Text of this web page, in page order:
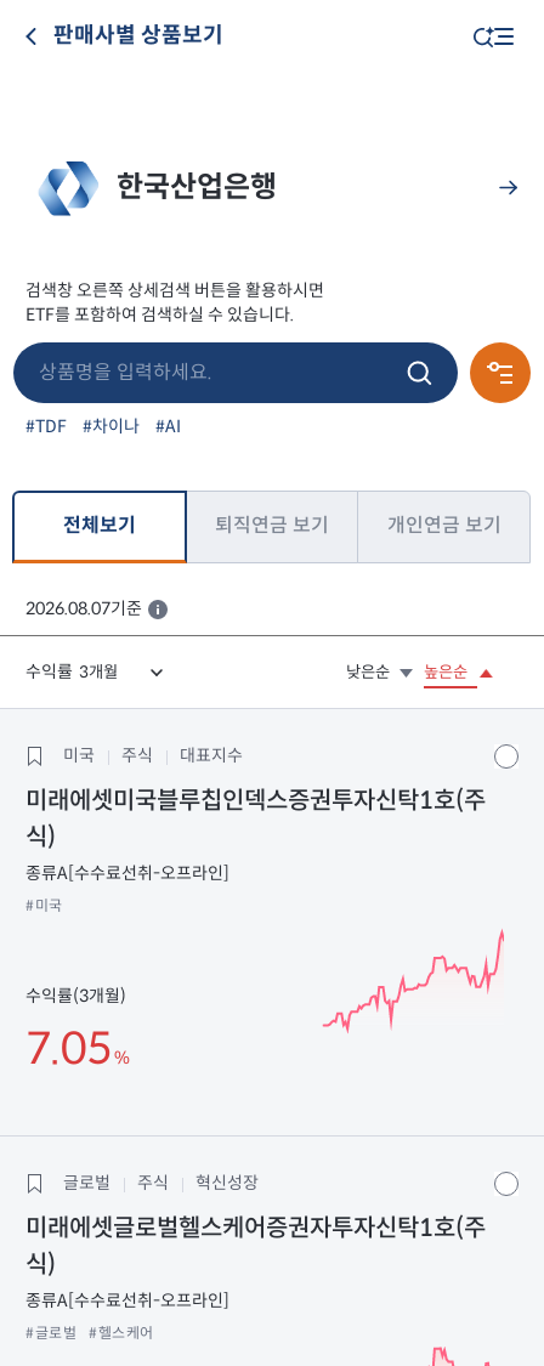
판매사별 상품보기
한국산업은행
검색창 오른쪽 상세검색 버튼을 활용하시면
ETF를 포함하여 검색하실 수 있습니다.
#TDF #차이나 #AI
전체보기 퇴직연금 보기 개인연금 보기
2026.08.07기준
수익률 낮은순 높은순
미국 주식 대표지수
미래에셋미국블루칩인덱스증권투자신탁1호(주
식)
종류A[수수료선취-오프라인]
#미국
수익률(3개월)
7.05%
글로벌 주식 혁신성장
미래에셋글로벌헬스케어증권자투자신탁1호(주
식)
종류A[수수료선취-오프라인]
#글로벌 #헬스케어